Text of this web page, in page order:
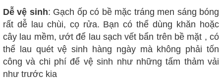
Dễ vệ sinh: Gạch ốp có bề mặc tráng men sáng bóng
rất dễ lau chùi, cọ rửa. Bạn có thể dùng khăn hoặc
cây lau mềm, ướt để lau sạch vết bẩn trên bề mặt , có
thể lau quét vệ sinh hàng ngày mà không phải tốn
công và chi phí để vệ sinh như những tấm thảm vải
như trước kia